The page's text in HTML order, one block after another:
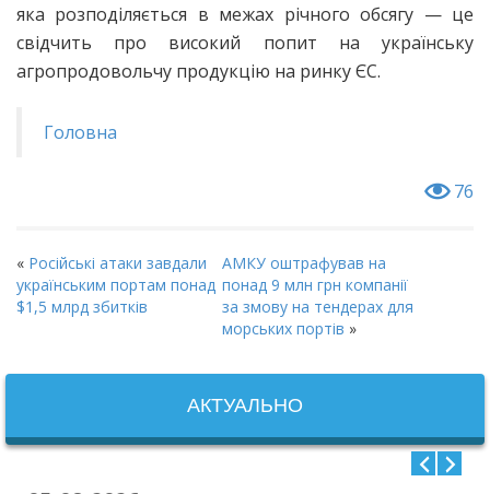
яка розподіляється в межах річного обсягу — це
свідчить про високий попит на українську
агропродовольчу продукцію на ринку ЄС.
Головна
76
« Російські атаки завдали
українським портам понад
$1,5 млрд збитків
АМКУ оштрафував на
понад 9 млн грн компанії
за змову на тендерах для
морських портів »
АКТУАЛЬНО